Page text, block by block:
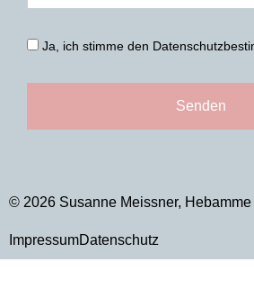
Ja, ich stimme den
Senden
© 2026 Susanne Meissner, Hebamme
ImpressumDatenschutz